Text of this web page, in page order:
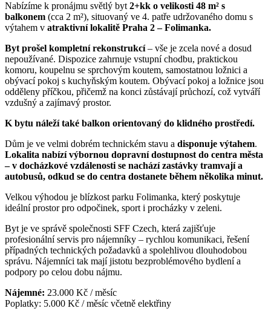
Nabízíme k pronájmu světlý byt2+kk o velikosti 48 m² s
balkonem (cca 2 m²), situovaný ve 4. patře udržovaného domu s
výtahem v atraktivní lokalitě Praha 2 – Folimanka.
Byt prošel kompletní rekonstrukcí– vše je zcela nové a dosud
nepoužívané. Dispozice zahrnuje vstupní chodbu, praktickou
komoru, koupelnu se sprchovým koutem, samostatnou ložnici a
obývací pokoj s kuchyňským koutem. Obývací pokoj a ložnice jsou
odděleny příčkou, přičemž na konci zůstávají průchozí, což vytváří
vzdušný a zajímavý prostor.
K bytu náleží také balkon orientovaný do klidného prostředí.
Dům je ve velmi dobrém technickém stavu a disponuje výtahem.
Lokalita nabízí výbornou dopravní dostupnost do centra města
– v docházkové vzdálenosti se nachází zastávky tramvají a
autobusů, odkud se do centra dostanete během několika minut.
Velkou výhodou je blízkost parku Folimanka, který poskytuje
ideální prostor pro odpočinek, sport i procházky v zeleni.
Byt je ve správě společnosti SFF Czech, která zajišťuje
profesionální servis pro nájemníky – rychlou komunikaci, řešení
případných technických požadavků a spolehlivou dlouhodobou
správu. Nájemníci tak mají jistotu bezproblémového bydlení a
podpory po celou dobu nájmu.
Nájemné: 23.000 Kč / měsíc
Poplatky: 5.000 Kč / měsíc včetně elektřiny